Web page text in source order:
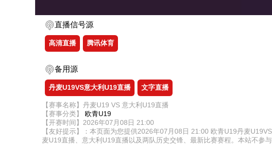
直播信号源
高清直播 腾讯体育
备用源
丹麦U19VS意大利U19直播 文字直播
【赛事名称】丹麦U19 VS 意大利U19直播
【赛事分类】 欧青U19
【开赛时间】2026年07月08日 21:00
【友好提示】：本页面为您提供2026年07月08日 21:00 欧青U19丹麦
麦U19直播、意大利U19直播以及两队历史交锋、最新比赛赛程。本站不参